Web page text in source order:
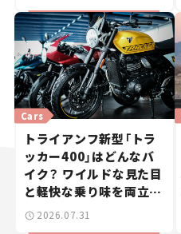
トライアンフ新型「トラ
ッカー400」はどんなバ
イク？ ワイルドな見た目
と軽快な乗り味を両立し
た400ccフラットトラッ
Cars
2026.07.31